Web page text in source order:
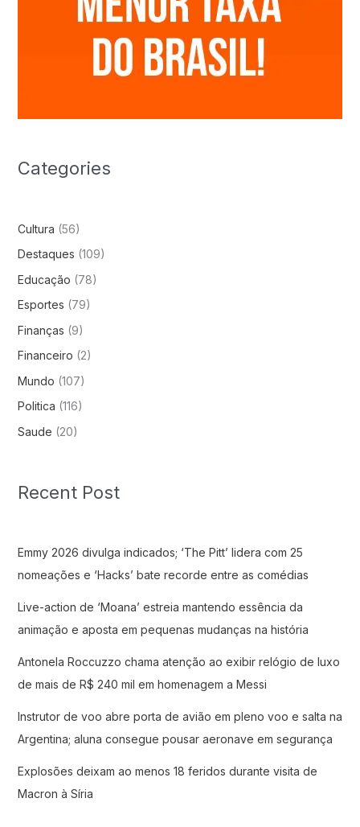
Categories
Cultura (56)
Destaques (109)
Educação (78)
Esportes (79)
Finanças (9)
Financeiro (2)
Mundo (107)
Politica (116)
Saude (20)
Recent Post
Emmy 2026 divulga indicados; ‘The Pitt’ lidera com 25
nomeações e ‘Hacks’ bate recorde entre as comédias
Live-action de ‘Moana’ estreia mantendo essência da
animação e aposta em pequenas mudanças na história
Antonela Roccuzzo chama atenção ao exibir relógio de luxo
de mais de R$ 240 mil em homenagem a Messi
Instrutor de voo abre porta de avião em pleno voo e salta na
Argentina; aluna consegue pousar aeronave em segurança
Explosões deixam ao menos 18 feridos durante visita de
Macron à Síria